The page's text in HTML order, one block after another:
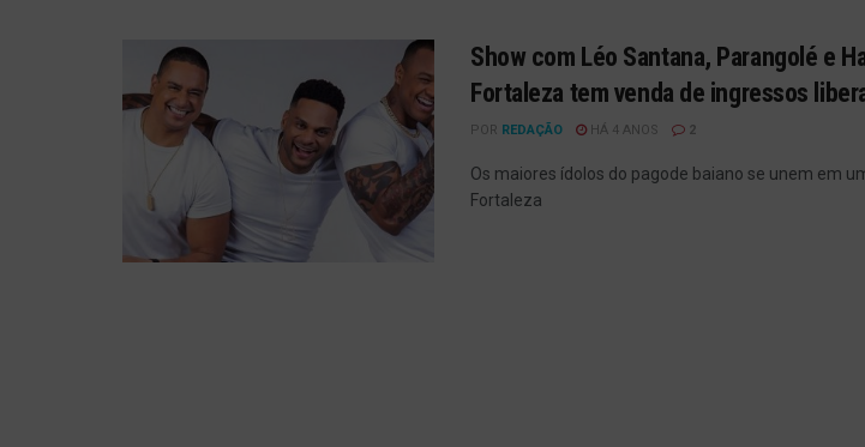
Show com Léo Santana, Parangolé e
Fortaleza tem venda de ingressos
POR REDAÇÃO HÁ 4 ANOS 2
Os maiores ídolos do pagode baiano se unem em
Fortaleza